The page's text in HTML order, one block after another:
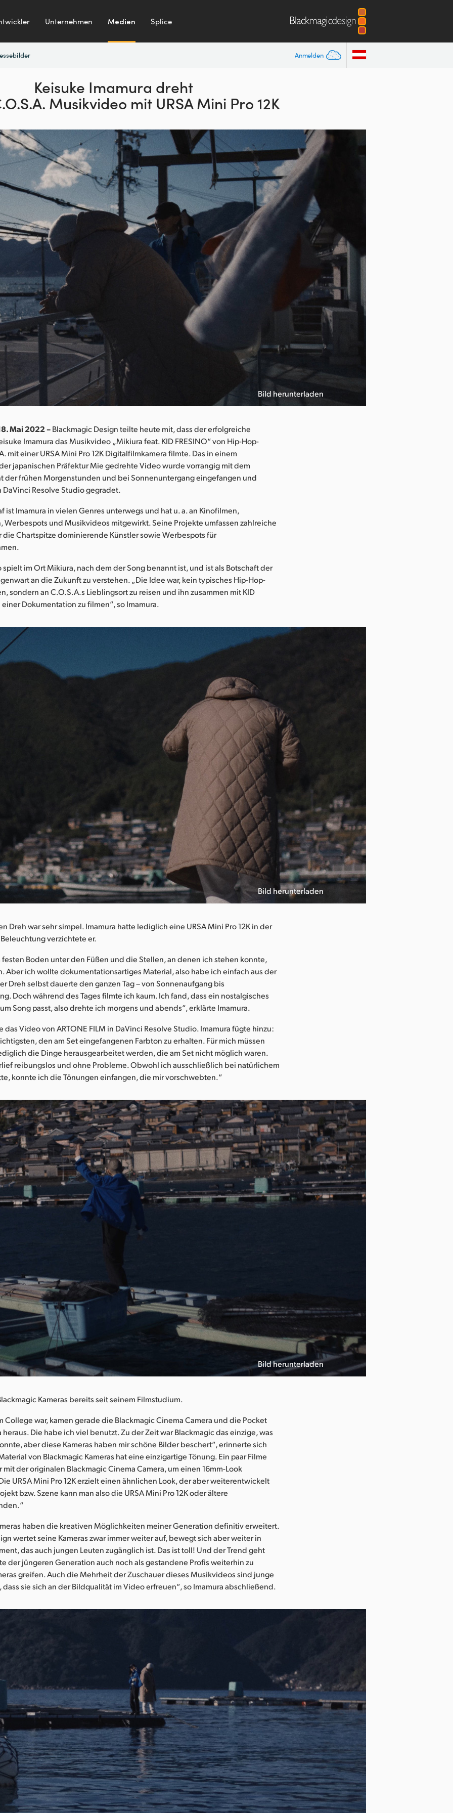
Unternehmen Medien Splice
Anmelden
Keisuke Imamura dreht
Musikvideo mit URSA Mini Pro 12K
Bild herunterladen
Mai 2022 –Blackmagic Design teilte heute mit, dass der erfolgreiche
Imamura das Musikvideo „Mikiura feat. KID FRESINO“ von Hip-Hop-
mit einer URSA Mini Pro 12K Digitalfilmkamera filmte. Das in einem
japanischen Präfektur Mie gedrehte Video wurde vorrangig mit dem
der frühen Morgenstunden und bei Sonnenuntergang eingefangen und
Resolve Studio gegradet.
ist Imamura in vielen Genres unterwegs und hat u. a. an Kinofilmen,
Werbespots und Musikvideos mitgewirkt. Seine Projekte umfassen zahlreiche
Chartspitze dominierende Künstler sowie Werbespots für
spielt im Ort Mikiura, nach dem der Song benannt ist, und ist als Botschaft der
an die Zukunft zu verstehen. „Die Idee war, kein typisches Hip-Hop-
sondern an C.O.S.A.s Lieblingsort zu reisen und ihn zusammen mit KID
einer Dokumentation zu filmen“, so Imamura.
Bild herunterladen
Dreh war sehr simpel. Imamura hatte lediglich eine URSA Mini Pro 12K in der
verzichtete er.
festen Boden unter den Füßen und die Stellen, an denen ich stehen konnte,
Aber ich wollte dokumentationsartiges Material, also habe ich einfach aus der
Dreh selbst dauerte den ganzen Tag – von Sonnenaufgang bis
Doch während des Tages filmte ich kaum. Ich fand, dass ein nostalgisches
Song passt, also drehte ich morgens und abends“, erklärte Imamura.
Video von ARTONE FILM in DaVinci Resolve Studio. Imamura fügte hinzu:
den am Set eingefangenen Farbton zu erhalten. Für mich müssen
die Dinge herausgearbeitet werden, die am Set nicht möglich waren.
reibungslos und ohne Probleme. Obwohl ich ausschließlich bei natürlichem
konnte ich die Tönungen einfangen, die mir vorschwebten.“
Bild herunterladen
Kameras bereits seit seinem Filmstudium.
College war, kamen gerade die Blackmagic Cinema Camera und die Pocket
heraus. Die habe ich viel benutzt. Zu der Zeit war Blackmagic das einzige, was
aber diese Kameras haben mir schöne Bilder beschert“, erinnerte sich
von Blackmagic Kameras hat eine einzigartige Tönung. Ein paar Filme
mit der originalen Blackmagic Cinema Camera, um einen 16mm-Look
URSA Mini Pro 12K erzielt einen ähnlichen Look, der aber weiterentwickelt
bzw. Szene kann man also die URSA Mini Pro 12K oder ältere
haben die kreativen Möglichkeiten meiner Generation definitiv erweitert.
wertet seine Kameras zwar immer weiter auf, bewegt sich aber weiter in
das auch jungen Leuten zugänglich ist. Das ist toll! Und der Trend geht
der jüngeren Generation auch noch als gestandene Profis weiterhin zu
greifen. Auch die Mehrheit der Zuschauer dieses Musikvideos sind junge
dass sie sich an der Bildqualität im Video erfreuen“, so Imamura abschließend.